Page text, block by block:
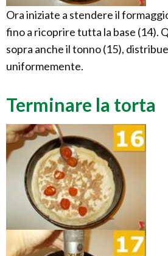
Ora iniziate a stendere il
fino a ricoprire tutta la base (14).
sopra anche il tonno (15),
uniformemente.
Terminare la torta